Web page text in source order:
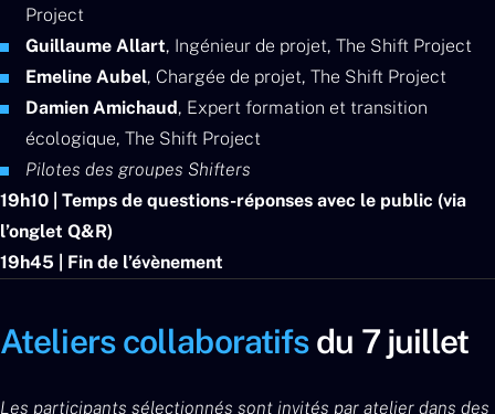
Project
Guillaume Allart, Ingénieur de projet, The Shift Project
Emeline Aubel, Chargée de projet, The Shift Project
Damien Amichaud, Expert formation et transition
écologique, The Shift Project
Pilotes des groupes Shifters
19h10 | Temps de questions-réponses avec le public (via
l’onglet Q&R)
19h45 | Fin de l’évènement
Ateliers collaboratifsdu 7 juillet
Les participants sélectionnés sont invités par atelier dans des